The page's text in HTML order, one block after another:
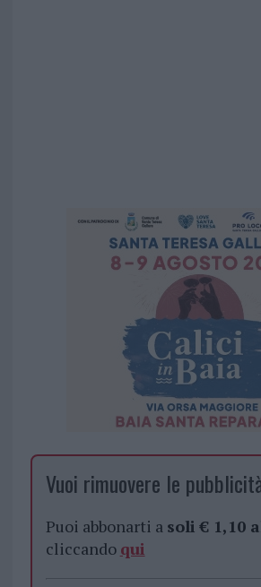
Vuoi rimuovere le
Puoi abbonarti a soli € 1,10
cliccando qui